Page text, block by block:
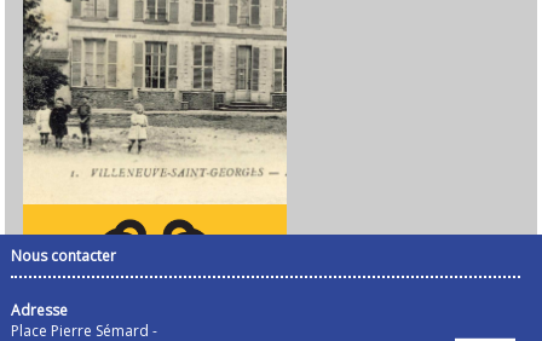
Nous contacter
Adresse
Place Pierre Sémard -